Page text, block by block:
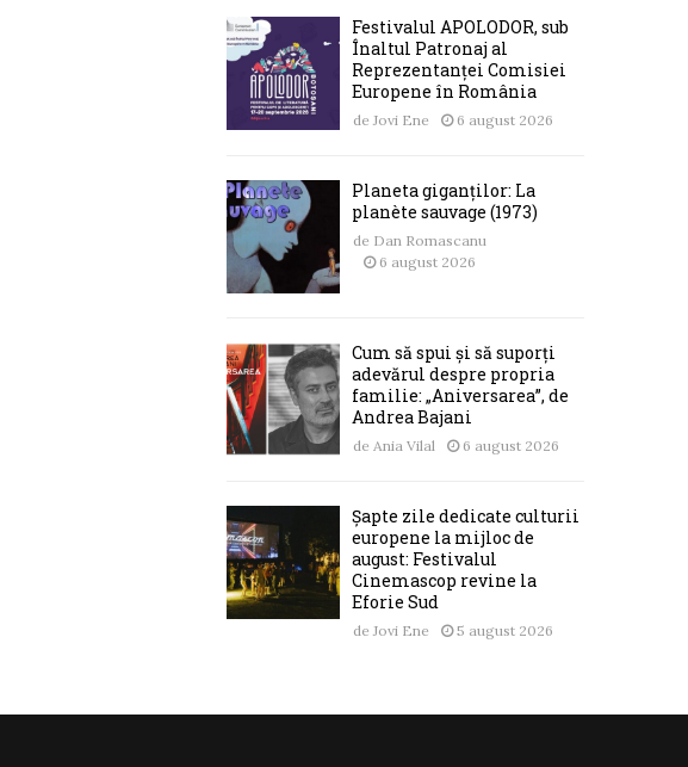
Festivalul APOLODOR, sub
Înaltul Patronaj al
Reprezentanței Comisiei
Europene în România
de Jovi Ene 6 august 2026
Planeta giganților: La
planète sauvage (1973)
de Dan Romascanu
6 august 2026
Cum să spui și să suporți
adevărul despre propria
familie: „Aniversarea”, de
Andrea Bajani
de Ania Vilal 6 august 2026
Șapte zile dedicate culturii
europene la mijloc de
august: Festivalul
Cinemascop revine la
Eforie Sud
de Jovi Ene 5 august 2026